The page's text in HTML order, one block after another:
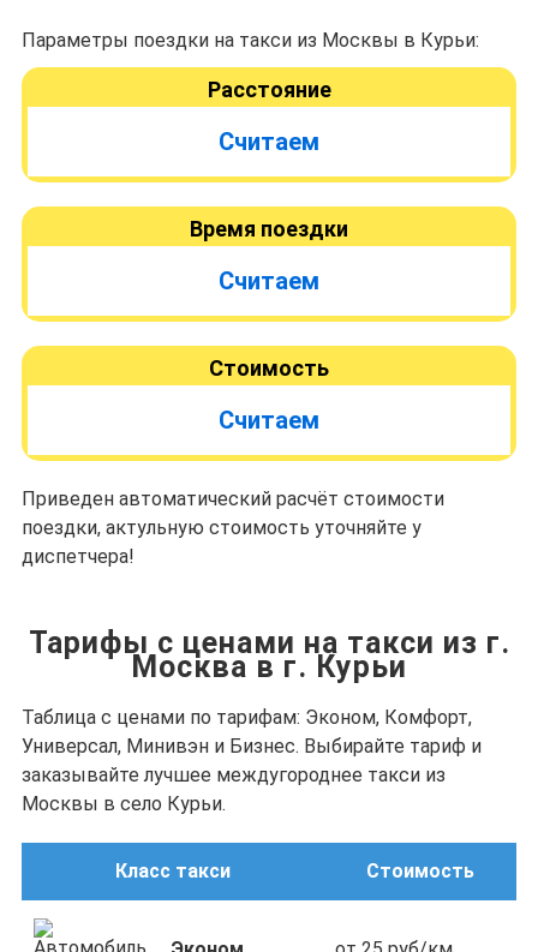
Параметры поездки на такси из Москвы в Курьи:
Расстояние
Считаем
Время поездки
Считаем
Стоимость
Считаем
Приведен автоматический расчёт стоимости
поездки, актульную стоимость уточняйте у
диспетчера!
Тарифы с ценами на такси из г.
Москва в г. Курьи
Таблица с ценами по тарифам: Эконом, Комфорт,
Универсал, Минивэн и Бизнес. Выбирайте тариф и
заказывайте лучшее междугороднее такси из
Москвы в село Курьи.
Класс такси Стоимость